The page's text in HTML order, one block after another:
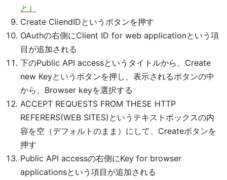
と）
Create CliendIDというボタンを押す
OAuthの右側にClient ID for web applicationという項
目が追加される
下のPublic API accessというタイトルから、Create
new Keyというボタンを押し、表示されるボタンの中
から、Browser keyを選択する
ACCEPT REQUESTS FROM THESE HTTP
REFERERS(WEB SITES)というテキストボックスの内
容を空（デフォルトのまま）にして、Createボタンを
押す
Public API accessの右側にKey for browser
applicationsという項目が追加される